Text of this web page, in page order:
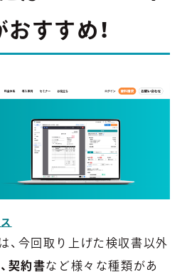
おすすめ！
、今回取り上げた検収書以外
契約書など様々な種類があ